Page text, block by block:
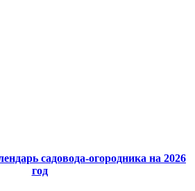
садовода-огородника на 2026
год